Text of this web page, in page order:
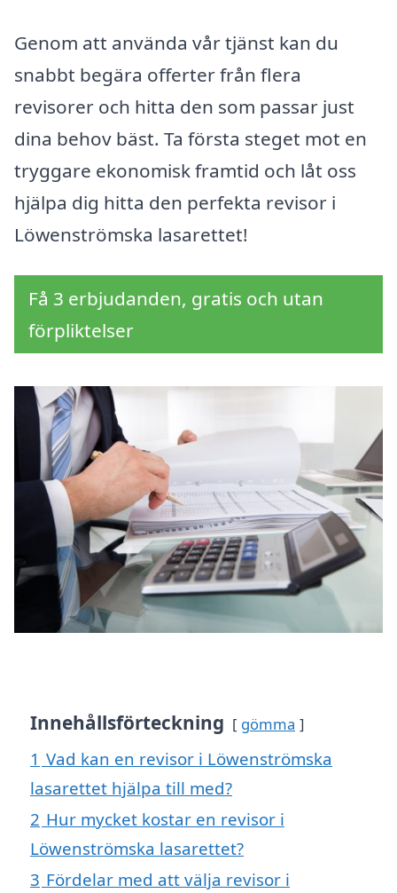
Genom att använda vår tjänst kan du
snabbt begära offerter från flera
revisorer och hitta den som passar just
dina behov bäst. Ta första steget mot en
tryggare ekonomisk framtid och låt oss
hjälpa dig hitta den perfekta revisor i
Löwenströmska lasarettet!
Få 3 erbjudanden, gratis och utan
förpliktelser
Innehållsförteckning gömma
1 Vad kan en revisor i Löwenströmska
lasarettet hjälpa till med?
2 Hur mycket kostar en revisor i
Löwenströmska lasarettet?
3 Fördelar med att välja revisor i